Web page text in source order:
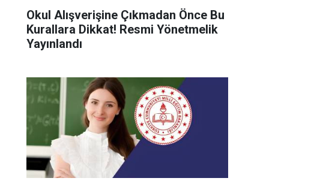
Okul Alışverişine Çıkmadan Önce Bu
Kurallara Dikkat! Resmi Yönetmelik
Yayınlandı